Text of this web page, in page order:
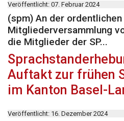
Veröffentlicht: 07. Februar 2024
(spm) An der ordentlichen
Mitgliederversammlung
die Mitglieder der SP...
Auftakt zur frühen
im Kanton Basel-
Veröffentlicht: 16. Dezember 2024